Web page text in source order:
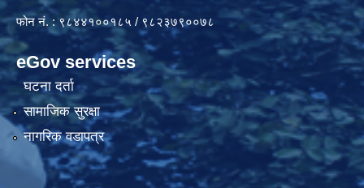
फोन नं. : ९८४४१००१८५ / ९८२३७९००७८
eGov services
घटना दर्ता
सामाजिक सुरक्षा
नागरिक वडापत्र